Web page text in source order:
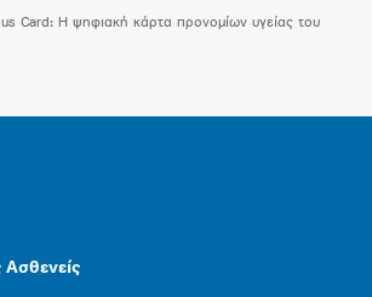
Card: H ψηφιακή κάρτα προνομίων υγείας του
Ασθενείς